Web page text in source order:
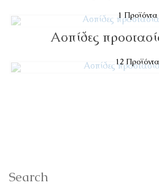
1 Προϊόντα
Ασπίδες
12 Προϊόντα
Search